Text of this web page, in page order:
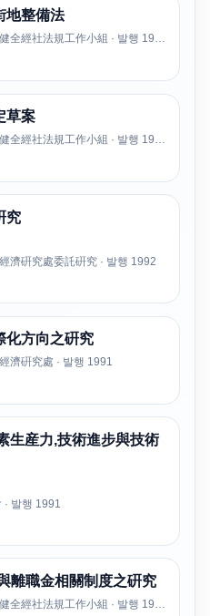
地整備法
行政院經濟建設委員會健全經社法規工作小組 · 발행 1992
草案
行政院經濟建設委員會健全經社法規工作小組 · 발행 1992
究
濟硏究處委託硏究 · 발행 1992
化方向之硏究
濟硏究處 · 발행 1991
生産力,技術進步與技術
발행 1991
離職金相關制度之硏究
行政院經濟建設委員會健全經社法規工作小組 · 발행 1992